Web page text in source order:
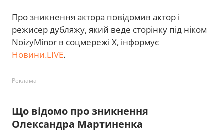
Про зникнення актора повідомив актор і
режисер дубляжу, який веде сторінку під ніком
NoizyMinor в соцмережі X, інформує
Новини.LIVE.
Реклама
Що відомо про зникнення
Олександра Мартиненка